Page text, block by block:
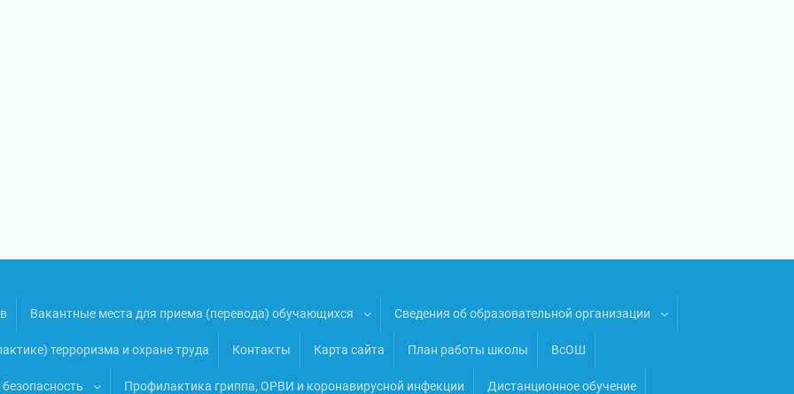
Вакантные места для приема (перевода) обучающихся Сведения об образовательной организации
терроризма и охране труда Контакты Карта сайта План работы школы ВсОШ
Профилактика гриппа, ОРВИ и коронавирусной инфекции Дистанционное обучение